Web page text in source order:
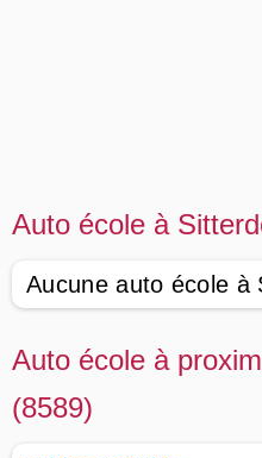
Auto école à
Aucune auto école à
Auto école à
(8589)